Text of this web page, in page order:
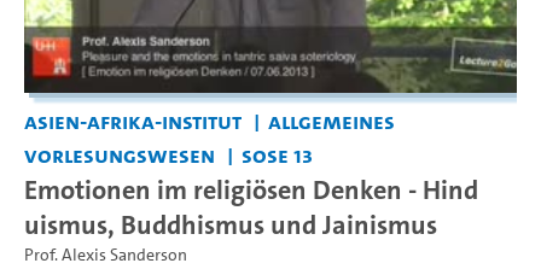
Asien-Afrika-Institut
Allgemeines
Vorlesungswesen
SoSe 13
Emotionen im religiösen Denken - Hind
uismus, Buddhismus und Jainismus
Prof. Alexis Sanderson